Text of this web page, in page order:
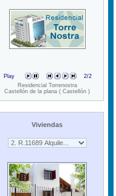
Play 2/2
Residencial Torrenostra
Castellón de la plana ( Castellón )
Viviendas